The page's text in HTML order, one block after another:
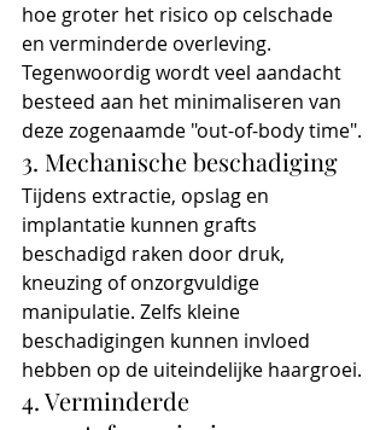
hoe groter het risico op celschade
en verminderde overleving.
Tegenwoordig wordt veel aandacht
besteed aan het minimaliseren van
deze zogenaamde "out-of-body time".
3. Mechanische beschadiging
Tijdens extractie, opslag en
implantatie kunnen grafts
beschadigd raken door druk,
kneuzing of onzorgvuldige
manipulatie. Zelfs kleine
beschadigingen kunnen invloed
hebben op de uiteindelijke haargroei.
4. Verminderde